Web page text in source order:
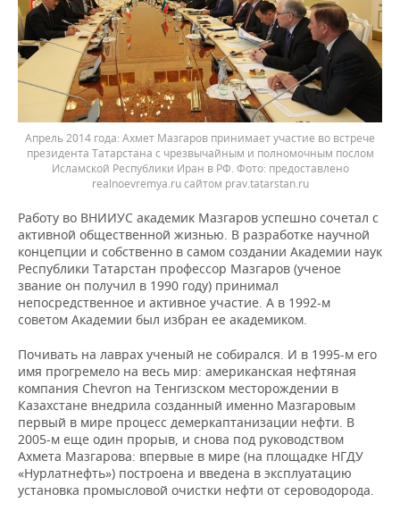
Апрель 2014 года: Ахмет Мазгаров принимает участие во встрече
президента Татарстана с чрезвычайным и полномочным послом
Исламской Республики Иран в РФ. Фото: предоставлено
realnoevremya.ru сайтом prav.tatarstan.ru
Работу во ВНИИУС академик Мазгаров успешно сочетал с
активной общественной жизнью. В разработке научной
концепции и собственно в самом создании Академии наук
Республики Татарстан профессор Мазгаров (ученое
звание он получил в 1990 году) принимал
непосредственное и активное участие. А в 1992-м
советом Академии был избран ее академиком.
Почивать на лаврах ученый не собирался. И в 1995-м его
имя прогремело на весь мир: американская нефтяная
компания Chevron на Тенгизском месторождении в
Казахстане внедрила созданный именно Мазгаровым
первый в мире процесс демеркаптанизации нефти. В
2005-м еще один прорыв, и снова под руководством
Ахмета Мазгарова: впервые в мире (на площадке НГДУ
«Нурлатнефть») построена и введена в эксплуатацию
установка промысловой очистки нефти от сероводорода.